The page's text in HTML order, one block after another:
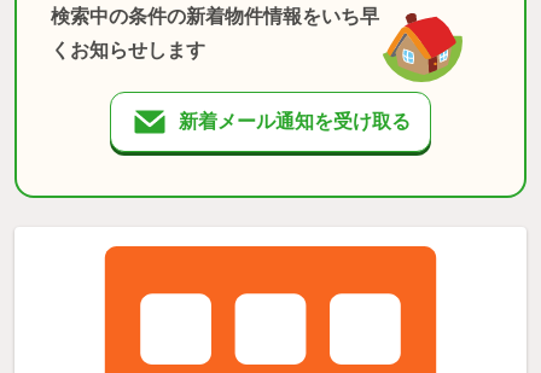
検索中の条件の新着物件情報をいち早
くお知らせします
新着メール通知を受け取る